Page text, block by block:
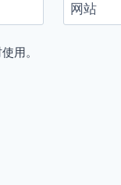
网站
用。